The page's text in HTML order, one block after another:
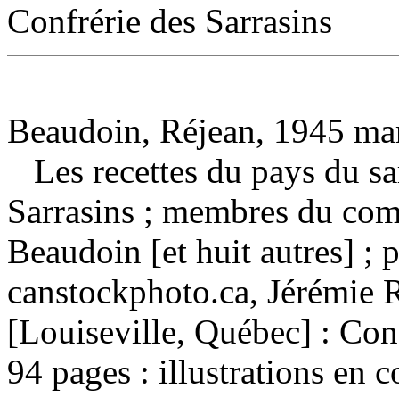
Confrérie des Sarrasins
Beaudoin, Réjean, 1945
Les recettes du pays du
Sarrasins ; membres du
Beaudoin [et huit autres] ;
canstockphoto.ca,
[Louiseville, Québec] :
94 pages : illustrations en